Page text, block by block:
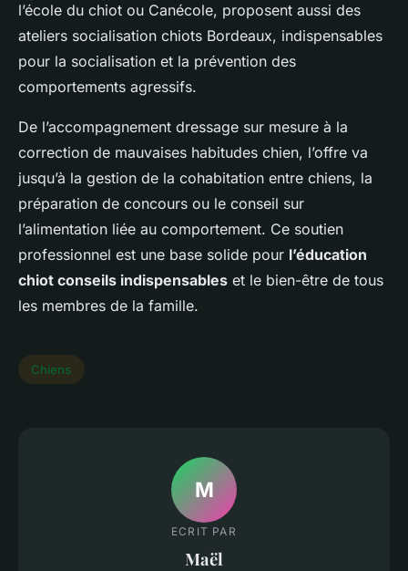
l’école du chiot ou Canécole, proposent aussi des
ateliers socialisation chiots Bordeaux, indispensables
pour la socialisation et la prévention des
comportements agressifs.
De l’accompagnement dressage sur mesure à la
correction de mauvaises habitudes chien, l’offre va
jusqu’à la gestion de la cohabitation entre chiens, la
préparation de concours ou le conseil sur
l’alimentation liée au comportement. Ce soutien
professionnel est une base solide pour l’éducation
chiot conseils indispensables et le bien-être de tous
les membres de la famille.
Chiens
M
ECRIT PAR
Maël